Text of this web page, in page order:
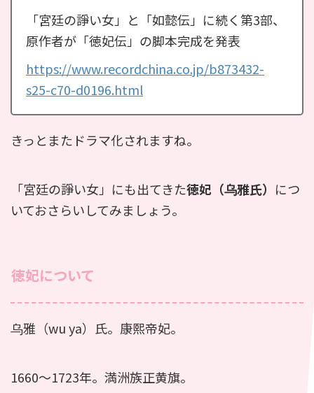
「宮廷の諍い女」と「如懿伝」に続く第3部、
原作者が「徳妃伝」の脚本完成を発表
https://www.recordchina.co.jp/b873432-
s25-c70-d0196.html
きっとまたドラマ化されますね。
「宮廷の諍い女」にも出てきた徳妃（乌雅氏） につ
いておさらいしてみましょう。
徳妃について
乌雅（wu ya）氏。康熙帝妃。
1660〜1723年。満洲族正黄旗。